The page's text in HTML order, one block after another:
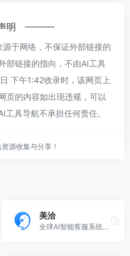
明
于网络，不保证外部链接的
部链接的指向，不由AI工具
下午1:42收录时，该网页上
页的内容如出现违规，可以
具导航不承担任何责任。
源收集与分享！
美洽
全球AI智能客服系统提供商，提供大模型获客机器人、全渠道客服、客服机器人、电话客服等产品